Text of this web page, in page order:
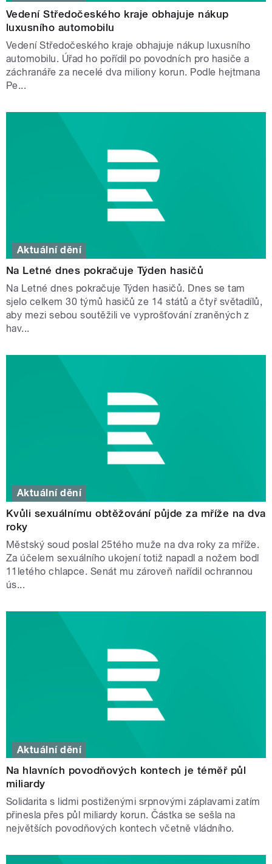
Vedení Středočeského kraje obhajuje nákup
luxusního automobilu
Vedení Středočeského kraje obhajuje nákup luxusního
automobilu. Úřad ho pořídil po povodních pro hasiče a
záchranáře za necelé dva miliony korun. Podle hejtmana
Pe...
Aktuální dění
Na Letné dnes pokračuje Týden hasičů
Na Letné dnes pokračuje Týden hasičů. Dnes se tam
sjelo celkem 30 týmů hasičů ze 14 států a čtyř světadílů,
aby mezi sebou soutěžili ve vyprošťování zraněných z
hav...
Aktuální dění
Kvůli sexuálnímu obtěžování půjde za mříže na dva
roky
Městský soud poslal 25tého muže na dva roky za mříže.
Za účelem sexuálního ukojení totiž napadl a nožem bodl
11letého chlapce. Senát mu zároveň nařídil ochrannou
ús...
Aktuální dění
Na hlavních povodňových kontech je téměř půl
miliardy
Solidarita s lidmi postiženými srpnovými záplavami zatím
přinesla přes půl miliardy korun. Částka se sešla na
největších povodňových kontech včetně vládního.